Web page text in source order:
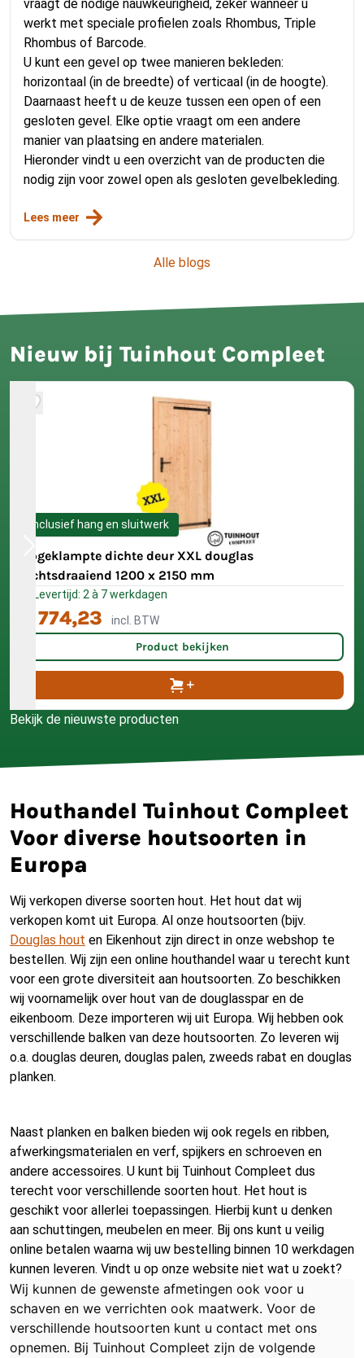
vraagt de nodige nauwkeurigheid, zeker wanneer u
werkt met speciale profielen zoals Rhombus, Triple
Rhombus of Barcode.
U kunt een gevel op twee manieren bekleden:
horizontaal (in de breedte) of verticaal (in de hoogte).
Daarnaast heeft u de keuze tussen een open of een
gesloten gevel. Elke optie vraagt om een andere
manier van plaatsing en andere materialen.
Hieronder vindt u een overzicht van de producten die
nodig zijn voor zowel open als gesloten gevelbekleding.
Lees meer
Alle blogs
Nieuw bij Tuinhout Compleet
Inclusief hang en sluitwerk
Opgeklampte dichte deur XXL douglas
rechtsdraaiend 1200 x 2150 mm
Levertijd: 2 à 7 werkdagen
€ 774,23 incl. BTW
Product bekijken
Bekijk de nieuwste producten
Houthandel Tuinhout Compleet
Voor diverse houtsoorten in
Europa
Wij verkopen diverse soorten hout. Het hout dat wij
verkopen komt uit Europa. Al onze houtsoorten (bijv.
Douglas hout en Eikenhout zijn direct in onze webshop te
bestellen. Wij zijn een online houthandel waar u terecht kunt
voor een grote diversiteit aan houtsoorten. Zo beschikken
wij voornamelijk over hout van de douglasspar en de
eikenboom. Deze importeren wij uit Europa. Wij hebben ook
verschillende balken van deze houtsoorten. Zo leveren wij
o.a. douglas deuren, douglas palen, zweeds rabat en douglas
planken.
Naast planken en balken bieden wij ook regels en ribben,
afwerkingsmaterialen en verf, spijkers en schroeven en
andere accessoires. U kunt bij Tuinhout Compleet dus
terecht voor verschillende soorten hout. Het hout is
geschikt voor allerlei toepassingen. Hierbij kunt u denken
aan schuttingen, meubelen en meer. Bij ons kunt u veilig
online betalen waarna wij uw bestelling binnen 10 werkdagen
kunnen leveren. Vindt u op onze website niet wat u zoekt?
Wij kunnen de gewenste afmetingen ook voor u
schaven en we verrichten ook maatwerk. Voor de
verschillende houtsoorten kunt u contact met ons
opnemen. Bij Tuinhout Compleet zijn de volgende